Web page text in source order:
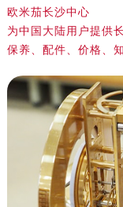
欧米茄长沙中心
为中国大陆用户提供
保养、配件、价格、